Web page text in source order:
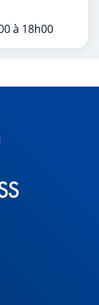
à 18h00